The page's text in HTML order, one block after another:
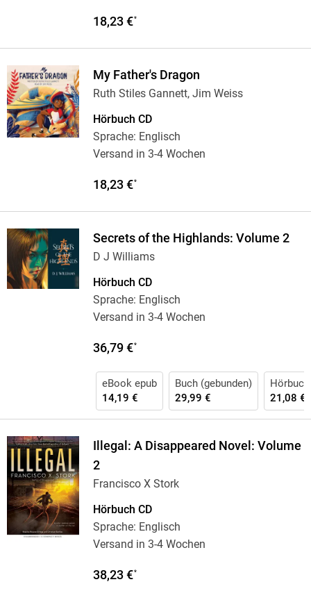
18,23 €*
My Father's Dragon
Ruth Stiles Gannett, Jim Weiss
Hörbuch CD
Sprache: Englisch
Versand in 3-4 Wochen
18,23 €*
Secrets of the Highlands: Volume 2
D J Williams
Hörbuch CD
Sprache: Englisch
Versand in 3-4 Wochen
36,79 €*
eBook epub
14,19 €
Buch (gebunden)
29,99 €
21,08 €
Illegal: A Disappeared Novel: Volume
2
Francisco X Stork
Hörbuch CD
Sprache: Englisch
Versand in 3-4 Wochen
38,23 €*